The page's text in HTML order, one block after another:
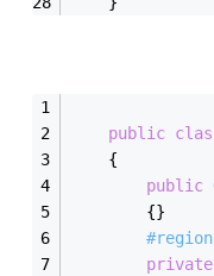
public
	{
public
		{}
#region
private